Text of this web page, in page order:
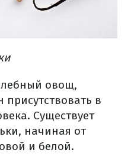
овощ,
в
Существует
начиная от
и белой.